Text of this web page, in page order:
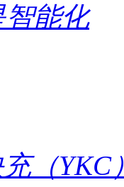
能化
（YKC